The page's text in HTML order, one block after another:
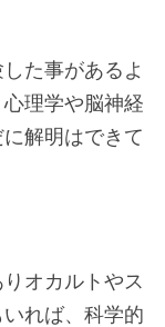
た事があるよ
理学や脳神経
解明はできて
オカルトやス
れば、科学的